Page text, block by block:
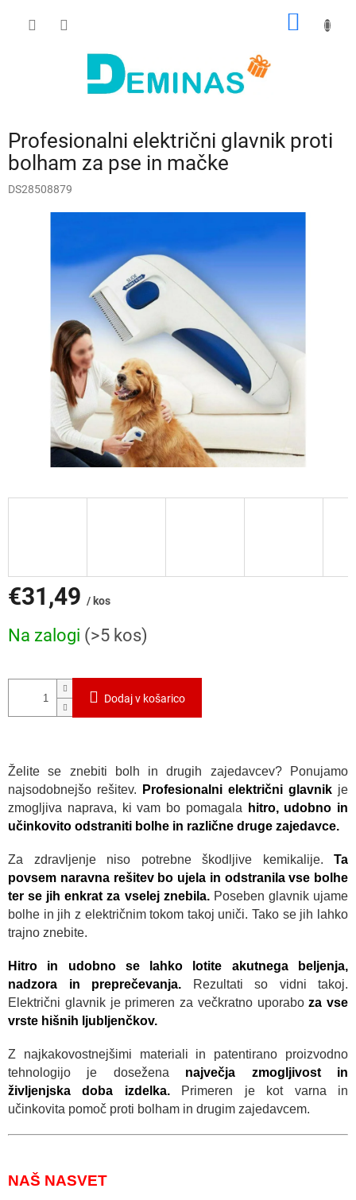
Profesionalni električni glavnik proti
bolham za pse in mačke
DS28508879
€31,49 / kos
mere:
Na zalogi (>5 kos)
Dodaj v košarico
Želite se znebiti bolh in drugih zajedavcev? Ponujamo
najsodobnejšo rešitev.
Profesionalni električni glavnik je
zmogljiva naprava, ki vam bo pomagala
hitro, udobno in
učinkovito odstraniti bolhe in različne druge zajedavce.
Za zdravljenje niso potrebne škodljive kemikalije. Ta
povsem naravna rešitev bo ujela in odstranila vse bolhe
ter se jih enkrat za vselej znebila.Poseben glavnik ujame
bolhe in jih z električnim tokom takoj uniči. Tako se jih lahko
trajno znebite.
Hitro in udobno se lahko lotite akutnega beljenja,
nadzora in preprečevanja. Rezultati so vidni takoj.
Električni glavnik je primeren za večkratno uporaboza vse
vrste hišnih ljubljenčkov.
Z najkakovostnejšimi materiali in patentirano proizvodno
tehnologijo je dosežena največja zmogljivost in
življenjska doba izdelka.Primeren je kot varna in
učinkovita pomoč proti bolham in drugim zajedavcem.
NAŠ NASVET